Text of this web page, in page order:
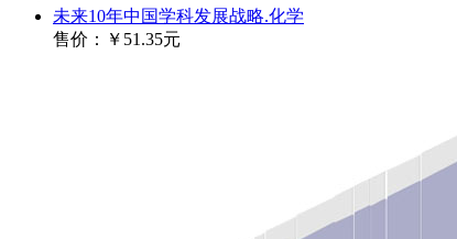
未来10年中国学科发展战略.化学
售价：
￥51.35元